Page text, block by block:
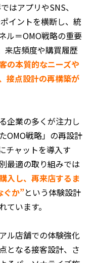
はアプリやSNS、
イントを横断し、統
ル＝OMO戦略の重要
来店頻度や購買履歴
の本質的なニーズや
接点設計の再構築が
企業の多くが注力し
OMO戦略」の再設計
チャットを導入す
最適の取り組みでは
入し、再来店するま
ぐか”という体験設計
います。
ル店舗での体験強化
となる接客設計、さ